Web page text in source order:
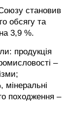
Союзу становив
обсягу та
3,9 %.
продукція
–
мінеральні
походження –